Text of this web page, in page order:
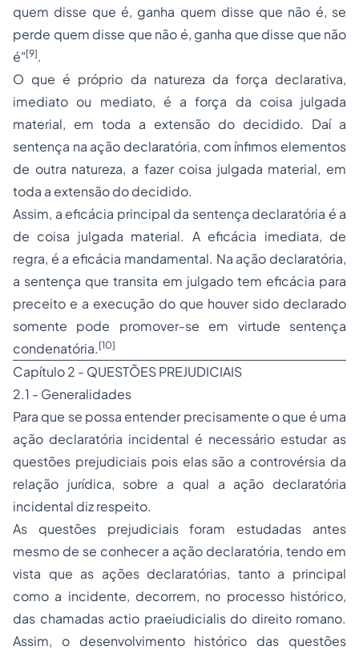
quem disse que é, ganha quem disse que não é, se
perde quem disse que não é, ganha que disse que não
é"[9].
O que é próprio da natureza da força declarativa,
imediato ou mediato, é a força da coisa julgada
material, em toda a extensão do decidido. Daí a
sentença na ação declaratória, com ínfimos elementos
de outra natureza, a fazer coisa julgada material, em
toda a extensão do decidido.
Assim, a eficácia principal da sentença declaratória é a
de coisa julgada material. A eficácia imediata, de
regra, é a eficácia mandamental. Na ação declaratória,
a sentença que transita em julgado tem eficácia para
preceito e a execução do que houver sido declarado
somente pode promover-se em virtude sentença
condenatória. [10]
Capítulo 2 - QUESTÕES PREJUDICIAIS
2.1 - Generalidades
Para que se possa entender precisamente o que é uma
ação declaratória incidental é necessário estudar as
questões prejudiciais pois elas são a controvérsia da
relação jurídica, sobre a qual a ação declaratória
incidental diz respeito.
As questões prejudiciais foram estudadas antes
mesmo de se conhecer a ação declaratória, tendo em
vista que as ações declaratórias, tanto a principal
como a incidente, decorrem, no processo histórico,
das chamadas actio praeiudicialisdo direito romano.
Assim, o desenvolvimento histórico das questões